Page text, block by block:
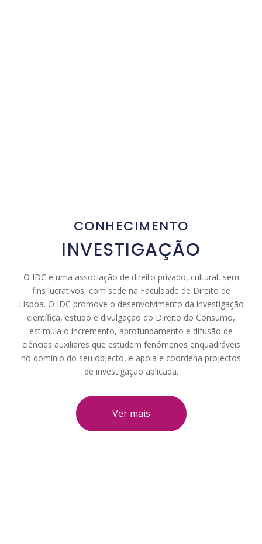
CONHECIMENTO
INVESTIGAÇÃO
O IDC é uma associação de direito privado, cultural, sem
fins lucrativos, com sede na Faculdade de Direito de
Lisboa. O IDC promove o desenvolvimento da investigação
científica, estudo e divulgação do Direito do Consumo,
estimula o incremento, aprofundamento e difusão de
ciências auxiliares que estudem fenómenos enquadráveis
no domínio do seu objecto, e apoia e coordena projectos
de investigação aplicada.
Ver mais